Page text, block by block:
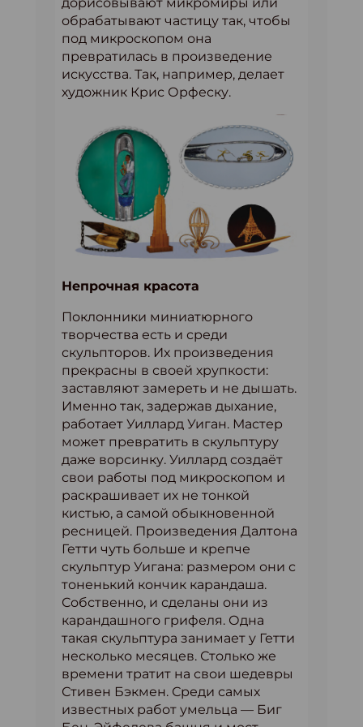
обрабатывают частицу так, чтобы
под микроскопом она
превратилась в произведение
искусства. Так, например, делает
художник Крис Орфеску.
Непрочная красота
Поклонники миниатюрного
творчества есть и среди
скульпторов. Их произведения
прекрасны в своей хрупкости:
заставляют замереть и не дышать.
Именно так, задержав дыхание,
работает Уиллард Уиган. Мастер
может превратить в скульптуру
даже ворсинку. Уиллард создаёт
свои работы под микроскопом и
раскрашивает их не тонкой
кистью, а самой обыкновенной
ресницей. Произведения Далтона
Гетти чуть больше и крепче
скульптур Уигана: размером они с
тоненький кончик карандаша.
Собственно, и сделаны они из
карандашного грифеля. Одна
такая скульптура занимает у Гетти
несколько месяцев. Столько же
времени тратит на свои шедевры
Стивен Бэкмен. Среди самых
известных работ умельца — Биг